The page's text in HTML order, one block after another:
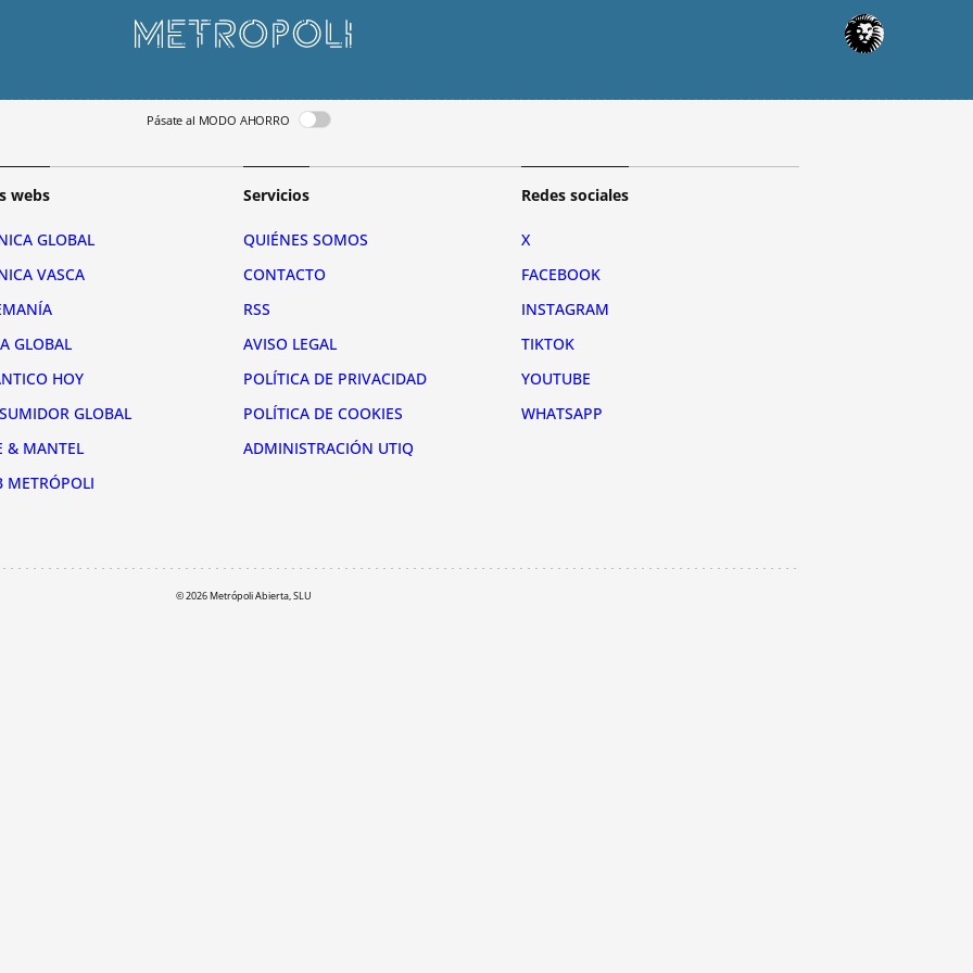
Pásate al MODO AHORRO
webs
GLOBAL
VASCA
GLOBAL
HOY
GLOBAL
& MANTEL
METRÓPOLI
Servicios
QUIÉNES SOMOS
CONTACTO
RSS
AVISO LEGAL
POLÍTICA DE PRIVACIDAD
POLÍTICA DE COOKIES
ADMINISTRACIÓN UTIQ
Redes sociales
X
FACEBOOK
INSTAGRAM
TIKTOK
YOUTUBE
WHATSAPP
© 2026 Metrópoli Abierta, SLU